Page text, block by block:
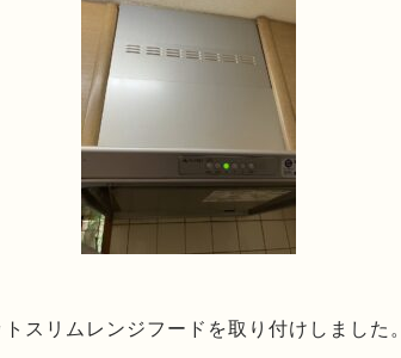
スリムレンジフードを取り付けしました。